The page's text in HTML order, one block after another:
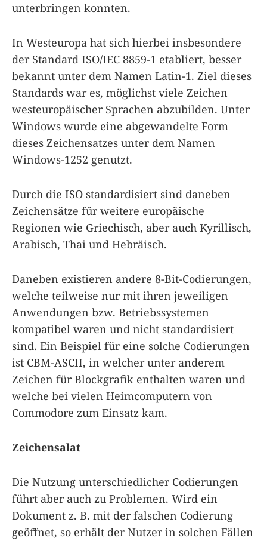
unterbringen konnten.
In Westeuropa hat sich hierbei insbesondere
der Standard ISO/IEC 8859-1 etabliert, besser
bekannt unter dem Namen Latin-1. Ziel dieses
Standards war es, möglichst viele Zeichen
westeuropäischer Sprachen abzubilden. Unter
Windows wurde eine abgewandelte Form
dieses Zeichensatzes unter dem Namen
Windows-1252 genutzt.
Durch die ISO standardisiert sind daneben
Zeichensätze für weitere europäische
Regionen wie Griechisch, aber auch Kyrillisch,
Arabisch, Thai und Hebräisch.
Daneben existieren andere 8-Bit-Codierungen,
welche teilweise nur mit ihren jeweiligen
Anwendungen bzw. Betriebssystemen
kompatibel waren und nicht standardisiert
sind. Ein Beispiel für eine solche Codierungen
ist CBM-ASCII, in welcher unter anderem
Zeichen für Blockgrafik enthalten waren und
welche bei vielen Heimcomputern von
Commodore zum Einsatz kam.
Zeichensalat
Die Nutzung unterschiedlicher Codierungen
führt aber auch zu Problemen. Wird ein
Dokument z. B. mit der falschen Codierung
geöffnet, so erhält der Nutzer in solchen Fällen